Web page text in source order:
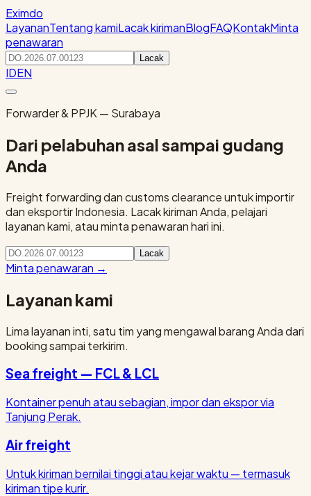
Eximdo
LayananTentang kamiLacak kirimanBlogFAQKontakMinta
penawaran
Lacak
IDEN
Forwarder & PPJK — Surabaya
Dari pelabuhan asal sampai gudang
Anda
Freight forwarding dan customs clearance untuk importir
dan eksportir Indonesia. Lacak kiriman Anda, pelajari
layanan kami, atau minta penawaran hari ini.
Lacak
Minta penawaran →
Layanan kami
Lima layanan inti, satu tim yang mengawal barang Anda dari
booking sampai terkirim.
Sea freight — FCL & LCL
Kontainer penuh atau sebagian, impor dan ekspor via
Tanjung Perak.
Air freight
Untuk kiriman bernilai tinggi atau kejar waktu — termasuk
kiriman tipe kurir.